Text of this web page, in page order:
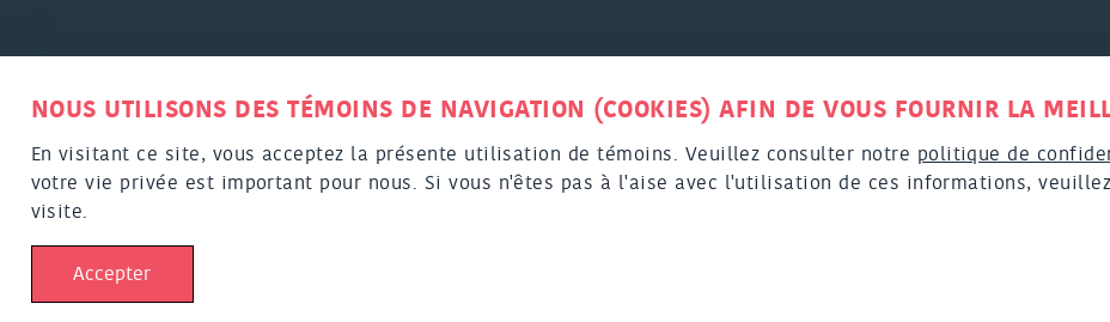
POLITIQUE DE CONFIDENTIALITÉ
PERSONNELS PAR MOYEN TECHNOLOGIQUE
CONCEPTION GRAPHIQUE : AGENCE CAZA | PROGRAMMATION :
NOUS UTILISONS DES TÉMOINS DE NAVIGATION (COOKIES) AFIN DE VOUS FOURNIR LA
En visitant ce site, vous acceptez la présente utilisation de témoins. Veuillez consulter notre politique de
votre vie privée est important pour nous. Si vous n'êtes pas à l'aise avec l'utilisation de ces informations,
visite.
Accepter